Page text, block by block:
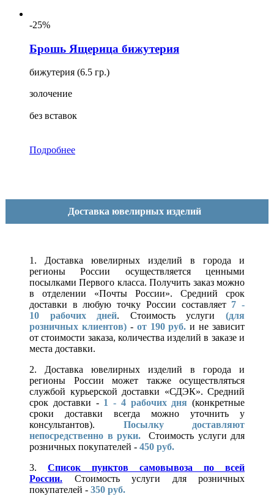
-25%
Брошь Ящерица бижутерия
бижутерия (6.5 гр.)
золочение
без вставок
Подробнее
Доставка ювелирных изделий
1. Доставка ювелирных изделий в города и
регионы России осуществляется ценными
посылками Первого класса. Получить заказ можно
в отделении «Почты России». Средний срок
доставки в любую точку России составляет 7 -
10 рабочих дней. Стоимость услуги(для
розничных клиентов)- от 190 руб. и не зависит
от стоимости заказа, количества изделий в заказе и
места доставки.
2. Доставка ювелирных изделий в города и
регионы России может также осуществляться
службой курьерской доставки «СДЭК». Средний
срок доставки - 1 - 4 рабочих дня (конкретные
сроки доставки всегда можно уточнить у
консультантов). Посылку доставляют
непосредственно в руки.
Стоимость услуги для
розничных покупателей - 450 руб.
3. Список пунктов самовывоза по всей
России.
Стоимость услуги для розничных
покупателей - 350 руб.